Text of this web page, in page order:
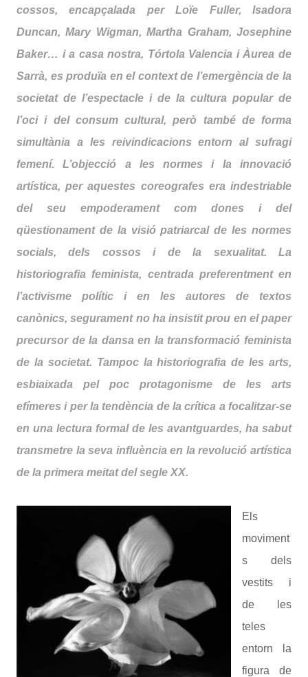
cossos, encapçalada per Loïe Fuller, Isadora
Duncan, Mary Wigman, Martha Graham, Josephine
Baker… i a casa nostra, Tórtola Valencia i Àurea de
Sarrà, es produïa en el context de l’emergència de la
societat de l’espectacle i de la cultura popular de
l’oci i del consum cultural, però també de forma
simultània a les reivindicacions entorn al sufragi
femení. L’objecció a les normes i la innovació
artística, per aquestes coreografes era indestriable
del seu empoderament com dones i del
qüestionament de la visió patriarcal de les normes
socials, dels cossos i de la sexualitat. La
historiografia feminista, centrada preferentment en
l’activisme polític i en les autores de textos
canònics, segurament no ha insistit prou en el paper
precursor de la dansa en la transformació feminista
de la societat. Tampoc la historiografia de les arts,
esbiaixada pel poc protagonisme de les arts
efímeres i per la tendència de la crítica a focalitzar-se
en una lectura formal de les avantguardes, ha sabut
transmetre la seva influència en la revolució artística
de la primera meitat del segle XX.
Els
moviment
s dels
vestits i
de les
teles
entorn la
figura de